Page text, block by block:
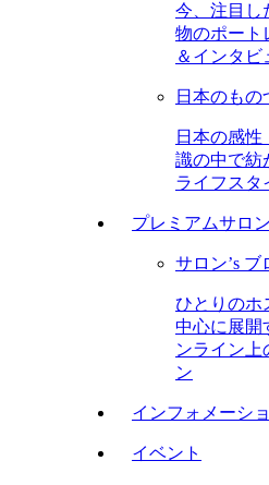
今、注目し
物のポート
＆インタビ
日本のもの
日本の感性
識の中で紡
ライフスタ
プレミアムサロ
サロン’s ブ
ひとりのホ
中心に展開
ンライン上
ン
インフォメーシ
イベント